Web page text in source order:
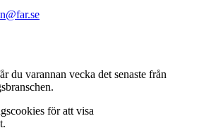
du varannan vecka det senaste från
för att visa